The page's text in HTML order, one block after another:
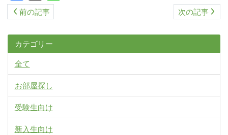
前の記事 次の記事
カテゴリー
全て
お部屋探し
受験生向け
新入生向け